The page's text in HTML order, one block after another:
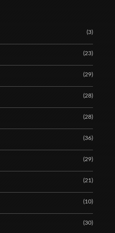
(3)
(23)
(29)
(28)
(28)
(36)
(29)
(21)
(10)
(30)